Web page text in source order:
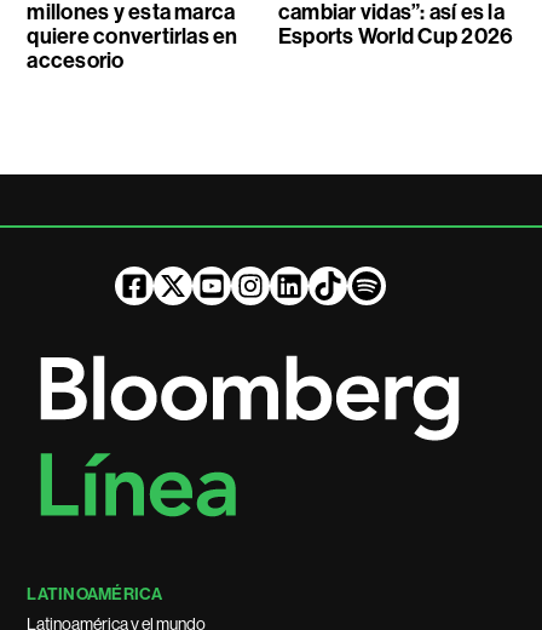
millones y esta marca
quiere convertirlas en
accesorio
cambiar vidas”: así es la
Esports World Cup 2026
LATINOAMÉRICA
Latinoamérica y el mundo